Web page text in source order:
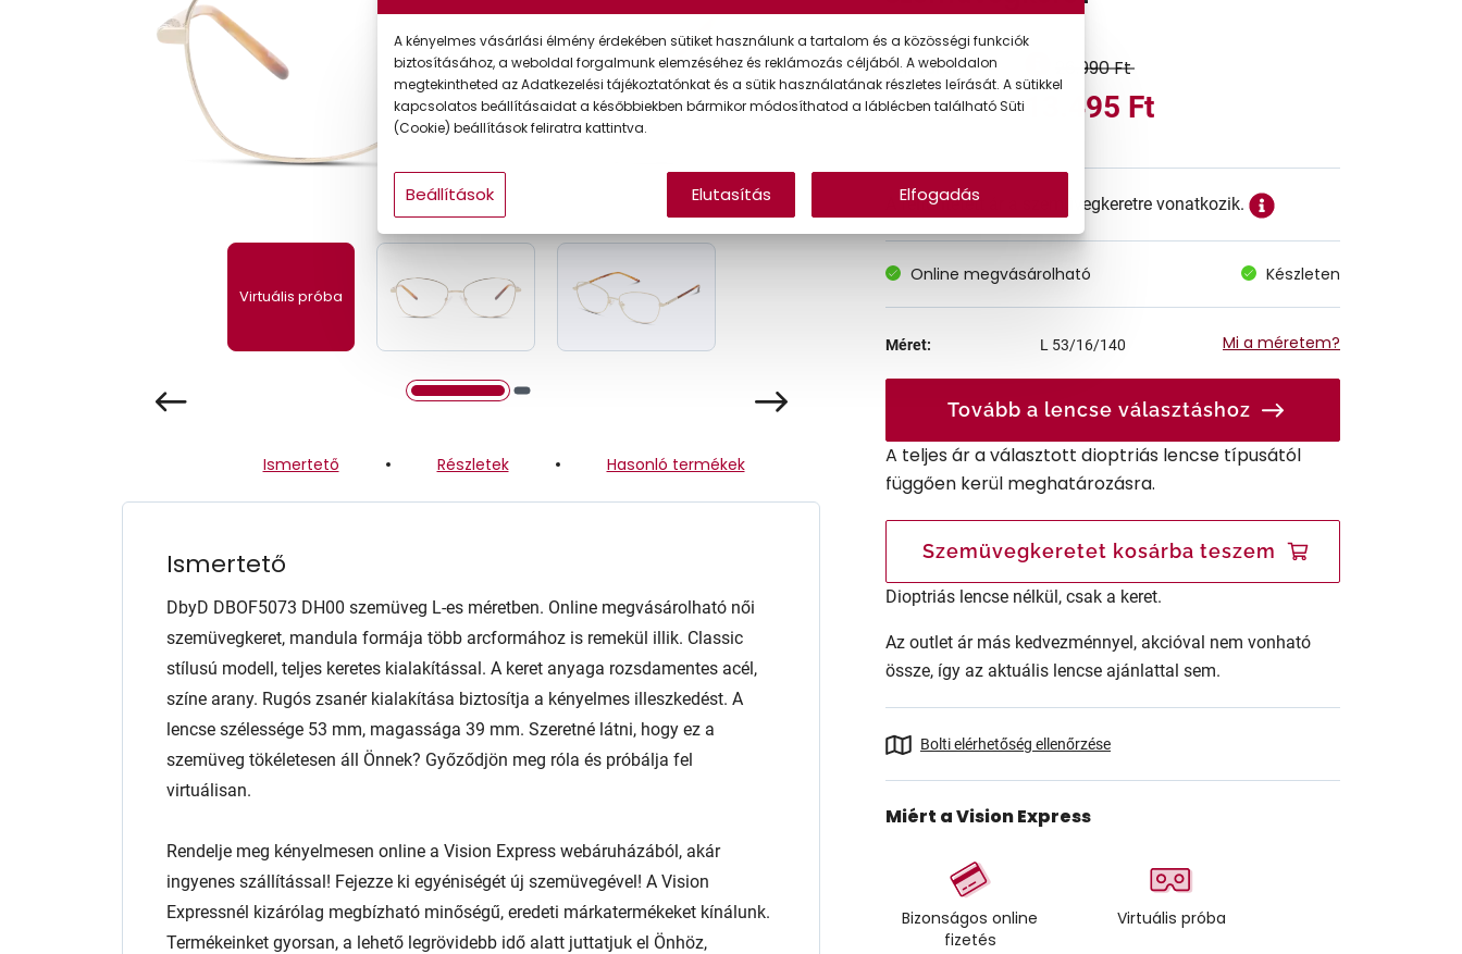
Gyermek
Virtuális próba
Ismertető Részletek Hasonló termékek
Ismertető
DbyD DBOF5073 DH00 szemüveg L-es méretben. Online megvásárolható női
szemüvegkeret, mandula formája több arcformához is remekül illik. Classic
stílusú modell, teljes keretes kialakítással. A keret anyaga rozsdamentes acél,
színe arany. Rugós zsanér kialakítása biztosítja a kényelmes illeszkedést. A
lencse szélessége 53 mm, magassága 39 mm. Szeretné látni, hogy ez a
szemüveg tökéletesen áll Önnek? Győződjön meg róla és próbálja fel
virtuálisan.
Rendelje meg kényelmesen online a Vision Express webáruházából, akár
ingyenes szállítással! Fejezze ki egyéniségét új szemüvegével! A Vision
Expressnél kizárólag megbízható minőségű, eredeti márkatermékeket kínálunk.
Termékeinket gyorsan, a lehető legrövidebb idő alatt juttatjuk el Önhöz,
Korábbi ár: 26.990 Ft
Akciós ár: 13.495 Ft
A feltűntetett ár a szemüvegkeretre vonatkozik.
Online megvásárolható Készleten
Méret: L 53/16/140 Mi a méretem?
Tovább a lencse választáshoz
A teljes ár a választott dioptriás lencse típusától
függően kerül meghatározásra.
Szemüvegkeretet kosárba teszem
Dioptriás lencse nélkül, csak a keret.
Az outlet ár más kedvezménnyel, akcióval nem vonható
össze, így az aktuális lencse ajánlattal sem.
Bolti elérhetőség ellenőrzése
Miért a Vision Express
Bizonságos online
fizetés
Virtuális próba
A kényelmes vásárlási élmény érdekében sütiket használunk a tartalom és a közösségi funkciók
biztosításához, a weboldal forgalmunk elemzéséhez és reklámozás céljából. A weboldalon
megtekintheted az Adatkezelési tájékoztatónkat és a sütik használatának részletes leírását. A sütikkel
kapcsolatos beállításaidat a későbbiekben bármikor módosíthatod a láblécben található Süti
(Cookie) beállítások feliratra kattintva.
Beállítások Elutasítás Elfogadás